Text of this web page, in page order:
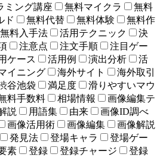
ミング講座 無料マイクラ
無料
ド 無料代替 無料体験
無料作
無料入手法 活用テクニック
決
注意点 注文手順
注目ゲー
ケース 活用例 演出分析
活
イニング 海外サイト
海外取引
谷池袋 満足度
滑りやすいマウ
料手数料 相場情報
画像編集テ
説 用語集 由来
画像ID調べ
画像活用術 画像編集
画像解説
発見法 登場キャラ
登場ゲー
素 登録 登録チャージ
登録